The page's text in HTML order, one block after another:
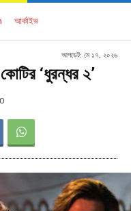
আর্কাইভ
আপডেট: মে ১৭, ২০২৬
‘ধুরন্ধর ২’
0